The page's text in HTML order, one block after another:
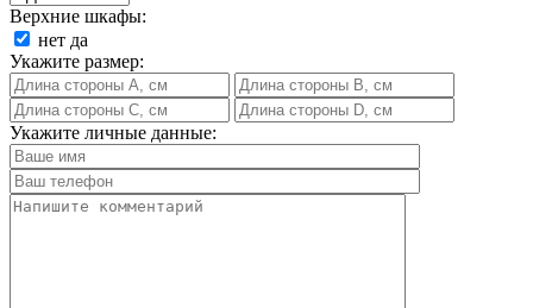
Верхние шкафы:
нет да
Укажите размер:
Укажите личные данные: